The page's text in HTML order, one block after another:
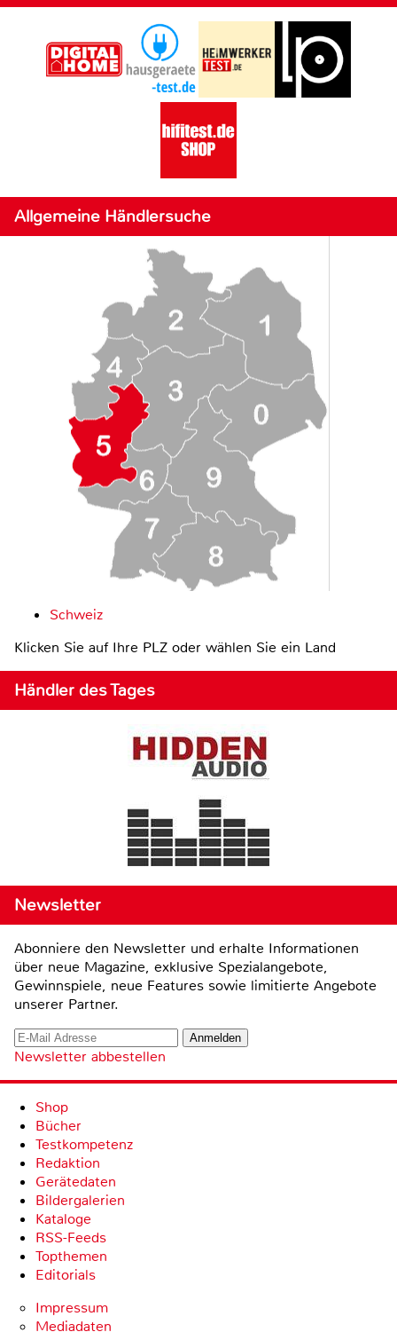
Allgemeine Händlersuche
Schweiz
Klicken Sie auf Ihre PLZ oder wählen Sie ein Land
Händler des Tages
Newsletter
Abonniere den Newsletter und erhalte Informationen
über neue Magazine, exklusive Spezialangebote,
Gewinnspiele, neue Features sowie limitierte Angebote
unserer Partner.
Newsletter abbestellen
Shop
Bücher
Testkompetenz
Redaktion
Gerätedaten
Bildergalerien
Kataloge
RSS-Feeds
Topthemen
Editorials
Impressum
Mediadaten